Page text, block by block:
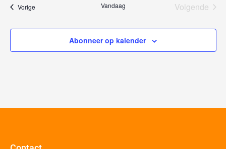
VorigeEvenementen Vandaag Volgende
Abonneer op kalender